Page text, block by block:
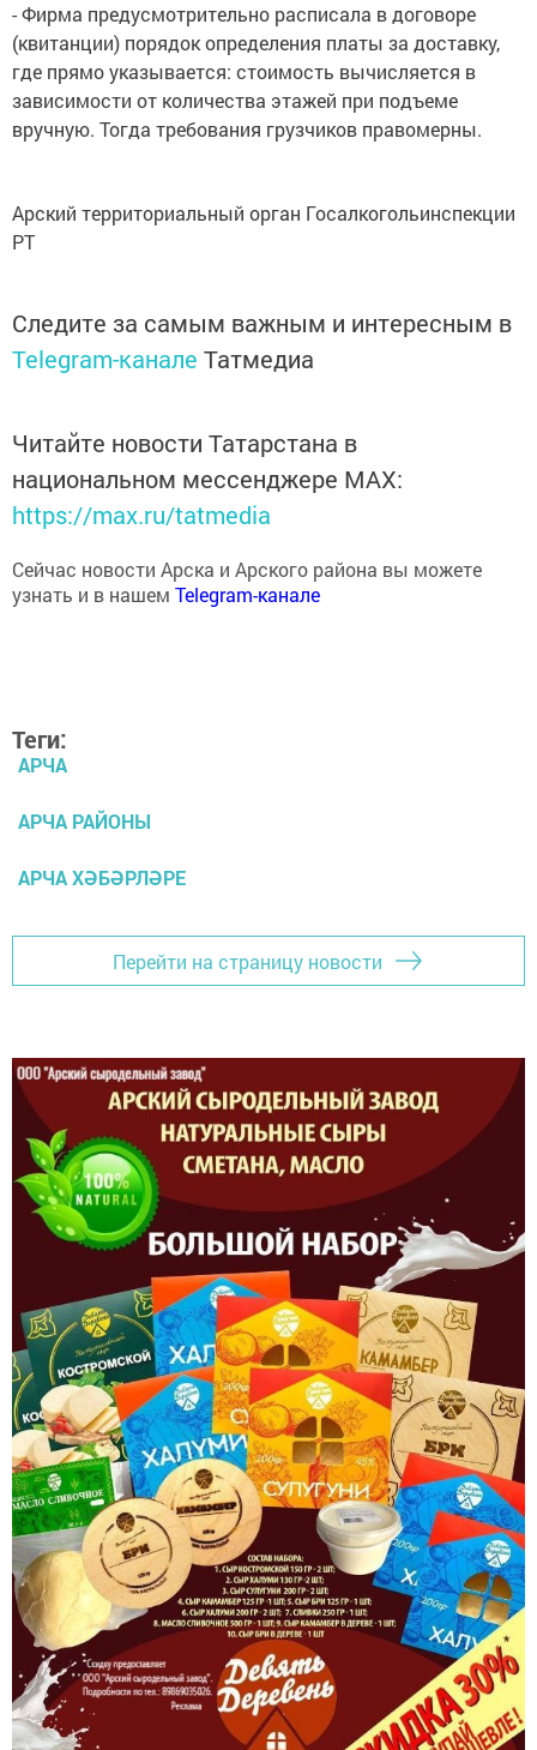
- Фирма предусмотрительно расписала в договоре
(квитанции) порядок определения платы за доставку,
где прямо указывается: стоимость вычисляется в
зависимости от количества этажей при подъеме
вручную. Тогда требования грузчиков правомерны.
Арский территориальный орган Госалкогольинспекции
РТ
Следите за самым важным и интересным в
Telegram-канале Татмедиа
Читайте новости Татарстана в
национальном мессенджере MАХ:
https://max.ru/tatmedia
Сейчас новости Арска и Арского района вы можете
узнать и в нашем Telegram-канале
Теги:
АРЧА
АРЧА РАЙОНЫ
АРЧА ХӘБӘРЛӘРЕ
Перейти на страницу новости